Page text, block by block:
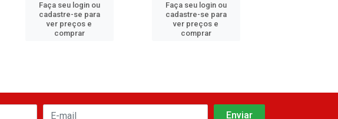
Faça seu login ou
cadastre-se para
ver preços e
comprar
Faça seu login ou
cadastre-se para
ver preços e
comprar